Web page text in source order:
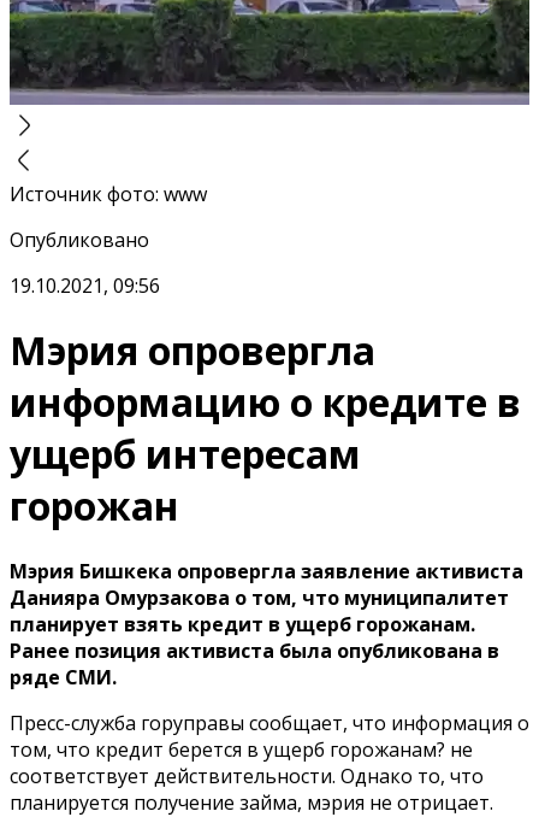
Источник фото: www
Опубликовано
19.10.2021, 09:56
Мэрия опровергла
информацию о кредите в
ущерб интересам
горожан
Мэрия Бишкека опровергла заявление активиста
Данияра Омурзакова о том, что муниципалитет
планирует взять кредит в ущерб горожанам.
Ранее позиция активиста была опубликована в
ряде СМИ.
Пресс-служба горуправы сообщает, что информация о
том, что кредит берется в ущерб горожанам? не
соответствует действительности. Однако то, что
планируется получение займа, мэрия не отрицает.